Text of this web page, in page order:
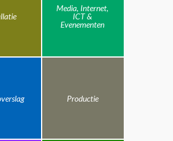
Media, Internet,
ICT &
Evenementen
Productie